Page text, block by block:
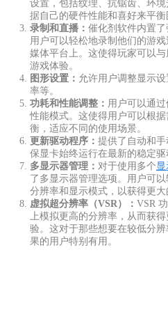
AMD显卡催化剂功能
游戏优化：
催化剂软件提供了
据自己的硬件配置和偏好进行调
用户可以在游戏中获得更平滑
外，软件还可以自动检测用户
议性的优化设置。
游戏画质设置：用户可以通过
设置，包括纹理、抗锯齿、环境
据自己的硬件性能和喜好来平
录制和直播：催化剂软件内置了
用户可以轻松地录制他们的游
媒体平台上。这使得玩家可以
游戏体验。
图形设置：允许用户调整显示设
率等。
功耗和性能调整：用户可以通
性能模式。这使得用户可以根据